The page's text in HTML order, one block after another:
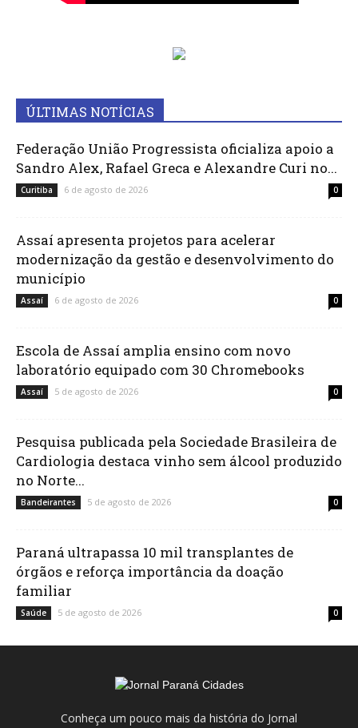
ÚLTIMAS NOTÍCIAS
Federação União Progressista oficializa apoio a
Sandro Alex, Rafael Greca e Alexandre Curi no...
Curitiba 6 de agosto de 2026 0
Assaí apresenta projetos para acelerar
modernização da gestão e desenvolvimento do
município
Assaí 6 de agosto de 2026 0
Escola de Assaí amplia ensino com novo
laboratório equipado com 30 Chromebooks
Assaí 5 de agosto de 2026 0
Pesquisa publicada pela Sociedade Brasileira de
Cardiologia destaca vinho sem álcool produzido
no Norte...
Bandeirantes 5 de agosto de 2026 0
Paraná ultrapassa 10 mil transplantes de
órgãos e reforça importância da doação
familiar
Saúde 5 de agosto de 2026 0
Conheça um pouco mais da história do Jornal